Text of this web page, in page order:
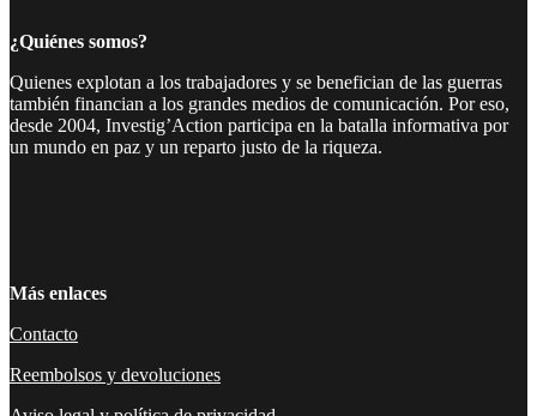
¿Quiénes somos?
Quienes explotan a los trabajadores y se benefician de las guerras
también financian a los grandes medios de comunicación. Por eso,
desde 2004, Investig’Action participa en la batalla informativa por
un mundo en paz y un reparto justo de la riqueza.
Más enlaces
Contacto
Reembolsos y devoluciones